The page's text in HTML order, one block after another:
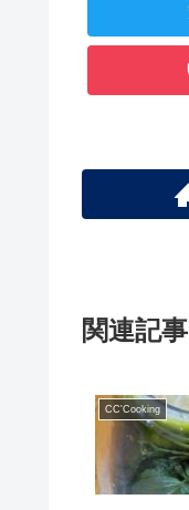
k
関連記事
CC'Cooking